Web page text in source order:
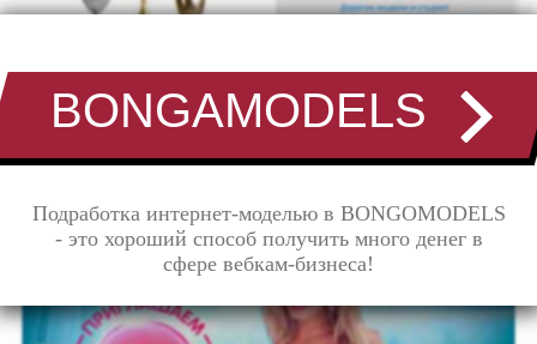
BONGAMODELS
Подработка интернет-моделью в BONGOMODELS
- это хороший способ получить много денег в
сфере вебкам-бизнеса!